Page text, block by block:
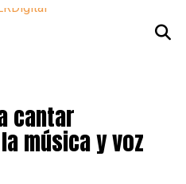
cantar
música y voz